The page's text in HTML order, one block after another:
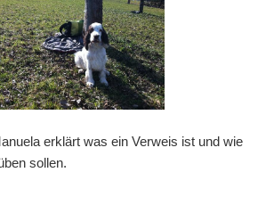
erklärt was ein Verweis ist und wie
sollen.